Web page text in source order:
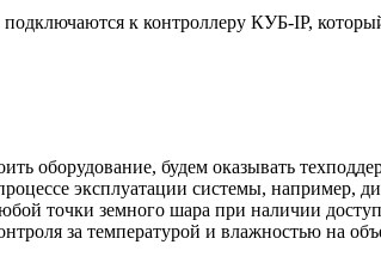
к контроллеру КУБ-IP,
оборудование, будем оказывать
эксплуатации системы, например,
точки земного шара при наличии
за температурой и влажностью на